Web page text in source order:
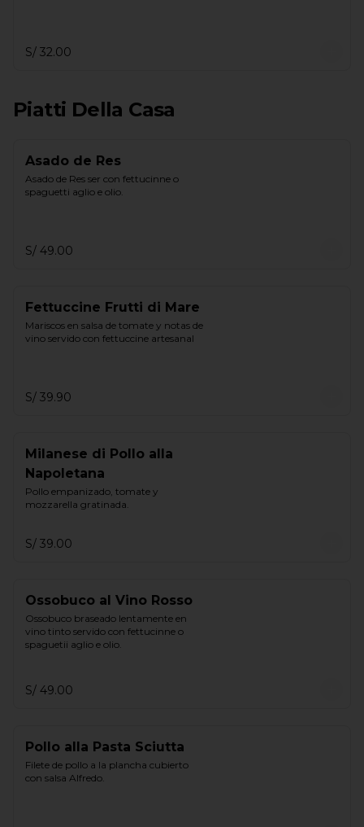
S/ 32.00
Piatti Della Casa
Asado de Res
Asado de Res ser con fettucinne o
spaguetti aglio e olio.
S/ 49.00
Fettuccine Frutti di Mare
Mariscos en salsa de tomate y notas de
vino servido con fettuccine artesanal
S/ 39.90
Milanese di Pollo alla
Napoletana
Pollo empanizado, tomate y
mozzarella gratinada.
S/ 39.00
Ossobuco al Vino Rosso
Ossobuco braseado lentamente en
vino tinto servido con fettucinne o
spaguetii aglio e olio.
S/ 49.00
Pollo alla Pasta Sciutta
Filete de pollo a la plancha cubierto
con salsa Alfredo.